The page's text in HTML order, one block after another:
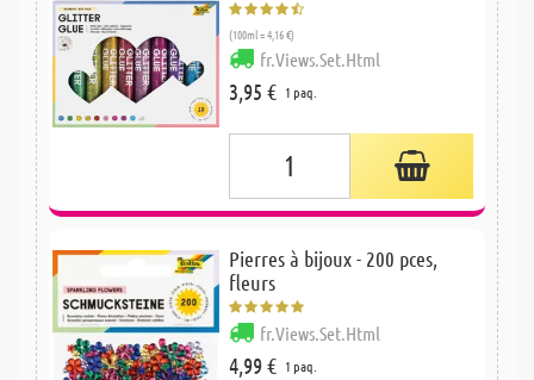
(100ml = 4,16 €)
fr.Views.Set.Html
3,95 € 1 paq.
Pierres à bijoux - 200 pces,
fleurs
fr.Views.Set.Html
4,99 € 1 paq.